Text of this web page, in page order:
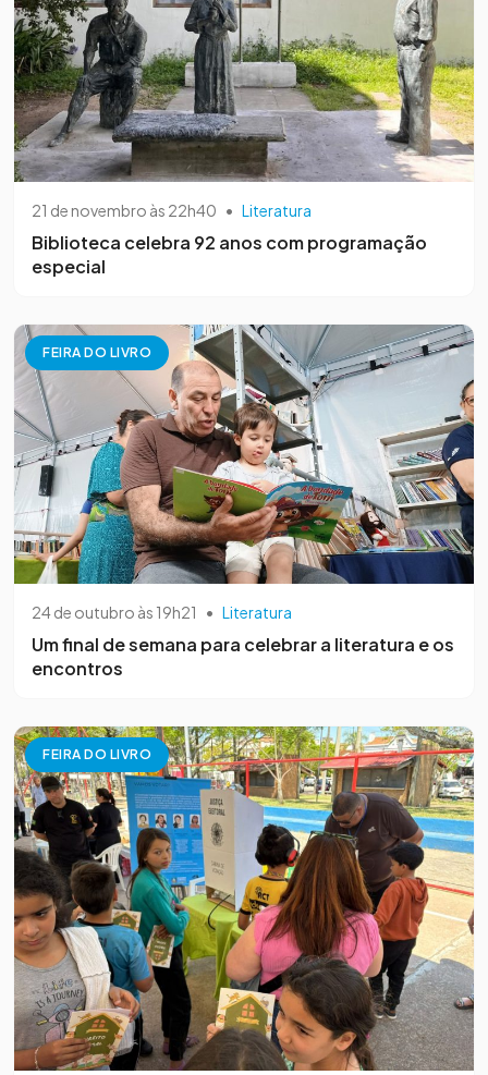
21 de novembro às 22h40 • Literatura
Biblioteca celebra 92 anos com programação
especial
FEIRA DO LIVRO
24 de outubro às 19h21 • Literatura
Um final de semana para celebrar a literatura e os
encontros
FEIRA DO LIVRO